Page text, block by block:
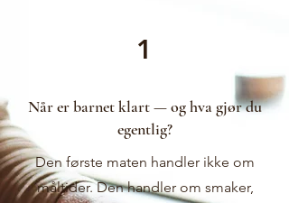
1
Når er barnet klart — og hva gjør du
egentlig?
Den første maten handler ikke om
måltider. Den handler om smaker,